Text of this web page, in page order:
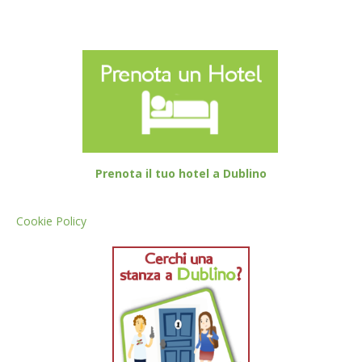
Prenota il tuo hotel a Dublino
Cookie Policy